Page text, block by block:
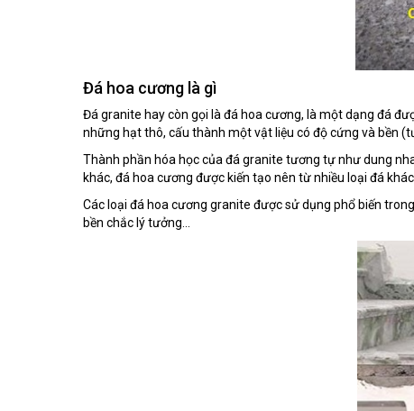
Đá hoa cương là gì
Đá granite hay còn gọi là đá hoa cương, là một dạng đá
những hạt thô, cấu thành một vật liệu có độ cứng và bền
Thành phần hóa học của đá granite tương tự như dung
khác, đá hoa cương được kiến tạo nên từ nhiều loại đá
Các loại đá hoa cương granite được sử dụng phổ biến
bền chắc lý tưởng...